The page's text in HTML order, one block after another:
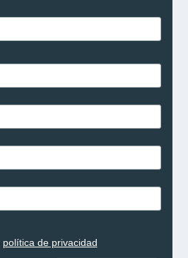
política de privacidad